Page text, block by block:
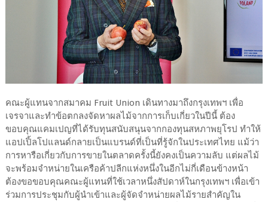
คณะผู้แทนจากสมาคม Fruit Union เดินทางมาถึงกรุงเทพฯ เพื่อ
เจรจาและทำข้อตกลงจัดหาผลไม้จากการเก็บเกี่ยวในปีนี้ ต้อง
ขอบคุณแคมเปญที่ได้รับทุนสนับสนุนจากกองทุนสหภาพยุโรป ทำให้
แอปเปิ้ลโปแลนด์กลายเป็นแบรนด์ที่เป็นที่รู้จักในประเทศไทย แม้ว่า
การหารือเกี่ยวกับการขายในตลาดครั้งนี้ยังคงเป็นความลับ แต่ผลไม้
จะพร้อมจำหน่ายในเครือค้าปลีกแห่งหนึ่งในอีกไม่กี่เดือนข้างหน้า
ต้องขอขอบคุณคณะผู้แทนที่ใช้เวลาหนึ่งสัปดาห์ในกรุงเทพฯ เพื่อเข้า
ร่วมการประชุมกับผู้นำเข้าและผู้จัดจำหน่ายผลไม้รายสำคัญใน